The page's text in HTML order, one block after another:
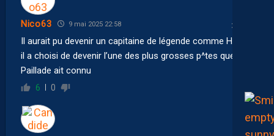
Nico63 9 mai 2025 22:58
Il aurait pu devenir un capitaine de légende comme Hilton,
il a choisi de devenir l’une des plus grosses p^tes que la
Paillade ait connu
6 0